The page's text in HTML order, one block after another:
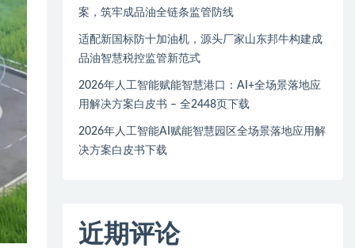
案，筑牢成品油全链条监管防线
适配新国标防十加油机，源头厂家山东邦牛构建成
品油智慧税控监管新范式
2026年人工智能赋能智慧港口：AI+全场景落地应
用解决方案白皮书 – 全2448页下载
2026年人工智能AI赋能智慧园区全场景落地应用解
决方案白皮书下载
近期评论